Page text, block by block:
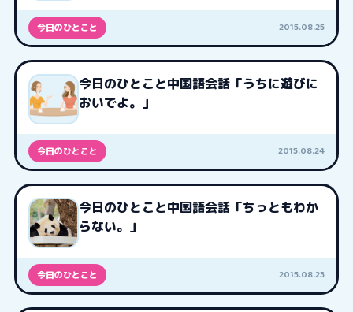
今日のひとこと 2015.08.25
今日のひとこと中国語会話「うちに遊びに
おいでよ。」
今日のひとこと 2015.08.24
今日のひとこと中国語会話「ちっともわか
らない。」
今日のひとこと 2015.08.23